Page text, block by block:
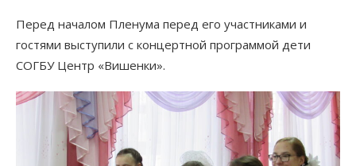
Перед началом Пленума перед его участниками и
гостями выступили с концертной программой дети
СОГБУ Центр «Вишенки».